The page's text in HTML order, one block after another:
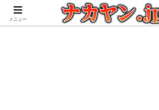
アウトドアとガジェット好きな管理人の愉快な
メニュー